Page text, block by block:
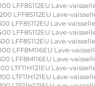
LFF8S112EU Lave-
LFF8S112EU Lave-
LFF8S112EU Lave-
LFF8S112EU Lave-
LFF8S112EU Lave-
LFF8M116EU Lave-
LFF8M116EU Lave-
LTF11H121EU Lave-
LTF11H121EU Lave-